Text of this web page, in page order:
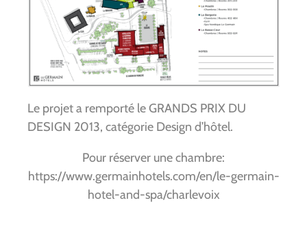
Le projet a remporté le GRANDS PRIX DU
DESIGN 2013, catégorie Design d’hôtel.
Pour réserver une chambre:
https://www.germainhotels.com/en/le-germain-
hotel-and-spa/charlevoix